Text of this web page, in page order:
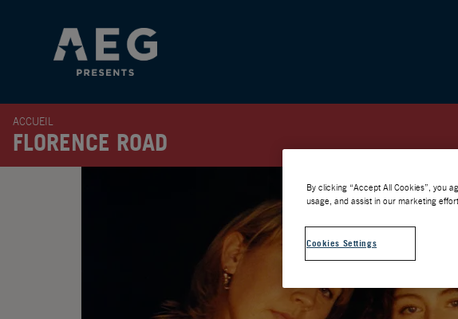
ACCUEIL
FLORENCE ROAD
By clicking “Accept All Cookies”, you
usage, and assist in our marketing
Cookies Settings